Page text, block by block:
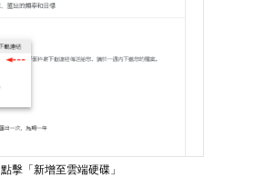
點擊「新增至雲端硬碟」